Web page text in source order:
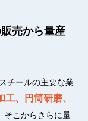
売から量産
チールの主要な業
、円筒研磨、
、そこからさらに量